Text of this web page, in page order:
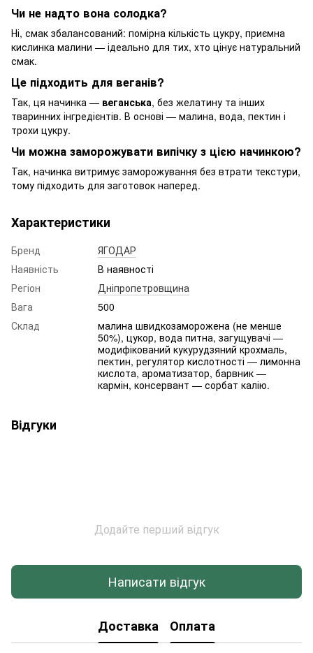
Чи не надто вона солодка?
Ні, смак збалансований: помірна кількість цукру, приємна
кислинка малини — ідеально для тих, хто цінує натуральний
смак.
Це підходить для веганів?
Так, ця начинка — веганська, без желатину та інших
тваринних інгредієнтів. В основі — малина, вода, пектин і
трохи цукру.
Чи можна заморожувати випічку з цією начинкою?
Так, начинка витримує заморожування без втрати текстури,
тому підходить для заготовок наперед.
Характеристики
Бренд
ЯГОДАР
Наявність
В наявності
Регіон
Дніпропетровщина
Вага
500
Склад
малина швидкозаморожена (не менше
50%), цукор, вода питна, загущувачі —
модифікований кукурудзяний крохмаль,
пектин, регулятор кислотності — лимонна
кислота, ароматизатор, барвник —
кармін, консервант — сорбат калію.
Відгуки
Додайте перший відгук
Написати відгук
Доставка Оплата